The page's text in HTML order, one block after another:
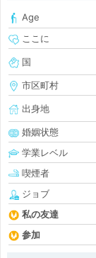
Age
ここに
国
市区町村
出身地
婚姻状態
学業レベル
喫煙者
ジョブ
私の友達
参加